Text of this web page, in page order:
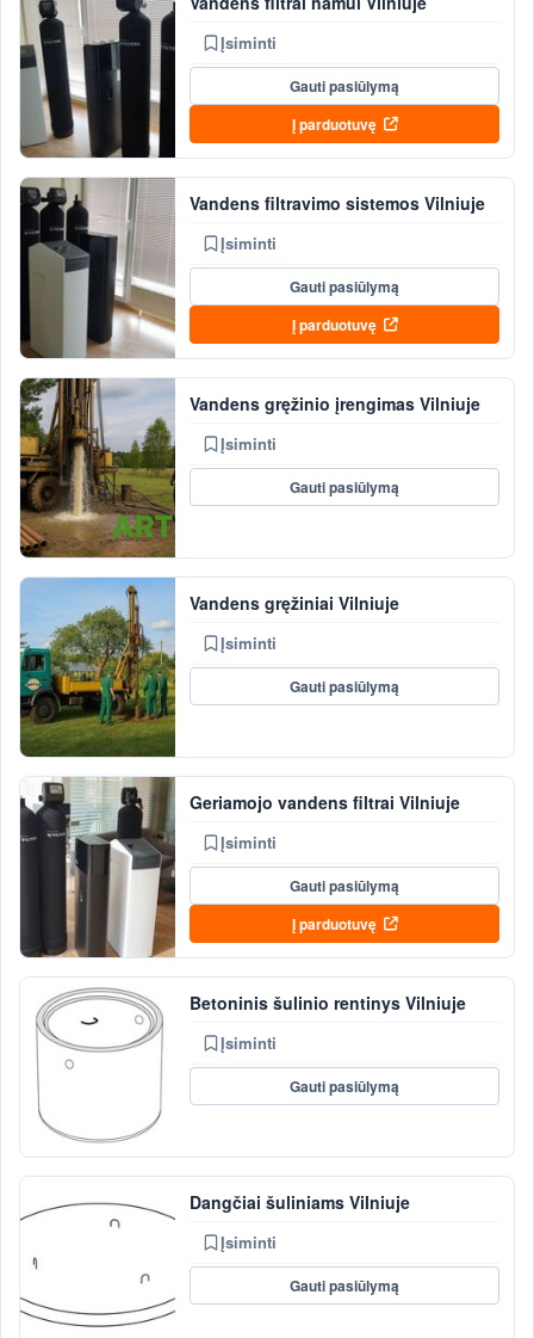
Įsiminti
Gauti pasiūlymą
Į parduotuvę
Vandens filtravimo sistemos Vilniuje
Įsiminti
Gauti pasiūlymą
Į parduotuvę
Vandens gręžinio įrengimas Vilniuje
Įsiminti
Gauti pasiūlymą
Vandens gręžiniai Vilniuje
Įsiminti
Gauti pasiūlymą
Geriamojo vandens filtrai Vilniuje
Įsiminti
Gauti pasiūlymą
Į parduotuvę
Betoninis šulinio rentinys Vilniuje
Įsiminti
Gauti pasiūlymą
Dangčiai šuliniams Vilniuje
Įsiminti
Gauti pasiūlymą